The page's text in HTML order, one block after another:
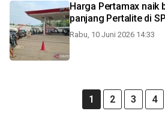
Harga Pertamax naik
panjang Pertalite di
Rabu, 10 Juni 2026 14:33
1 2 3 4